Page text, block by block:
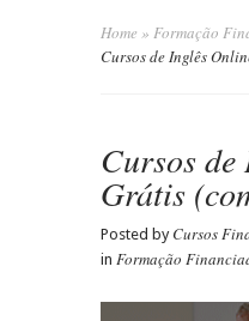
Home » Formação
Cursos de Inglês
Cursos
Grátis
Posted by Cursos
in Formação